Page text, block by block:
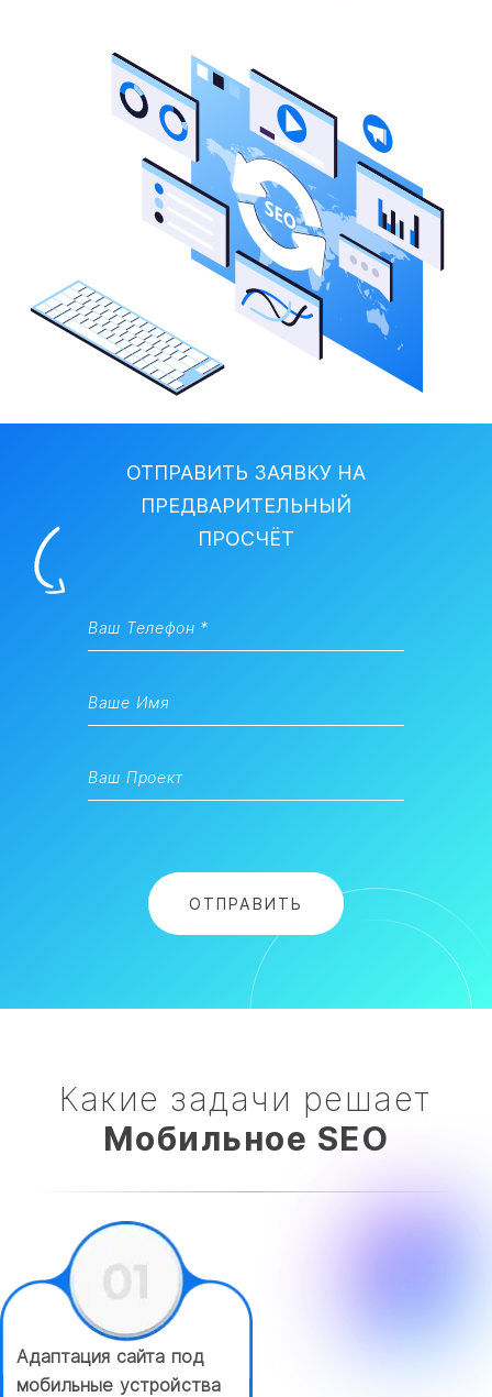
ОТПРАВИТЬ ЗАЯВКУ НА
ПРЕДВАРИТЕЛЬНЫЙ
ПРОСЧЁТ
Какие задачи решает
Мобильное SEO
Адаптация сайта под
мобильные устройства